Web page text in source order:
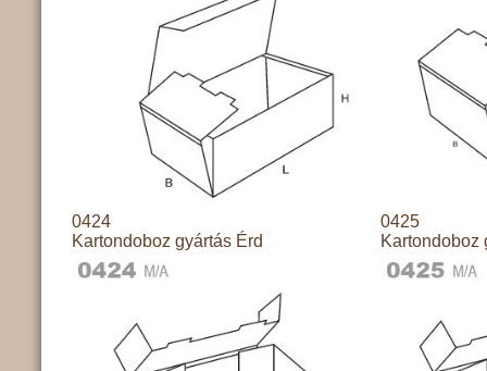
0424
Kartondoboz gyártás Érd
0425
Kartondoboz